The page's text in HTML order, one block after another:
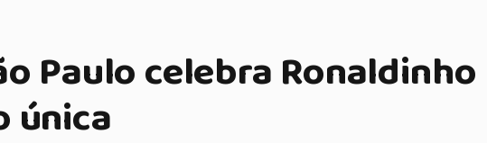
Paulo celebra Ronaldinho
única